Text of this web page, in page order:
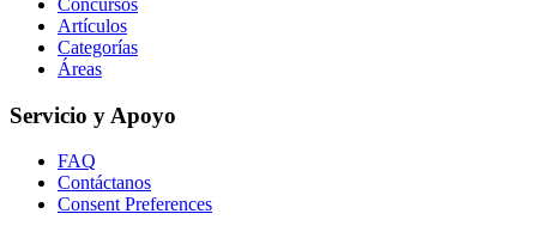
Concursos
Artículos
Categorías
Áreas
Servicio y Apoyo
FAQ
Contáctanos
Consent Preferences